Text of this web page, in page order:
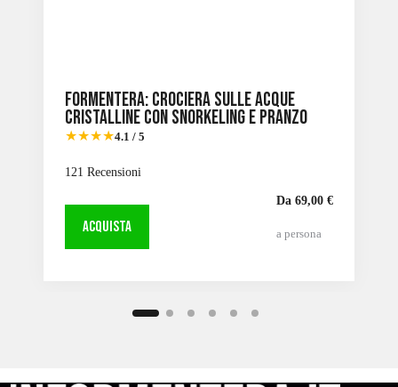
Formentera: Crociera sulle acque
cristalline con snorkeling e pranzo
★★★★4.1 / 5
121 Recensioni
ACQUISTA
Da 69,00 €
a persona